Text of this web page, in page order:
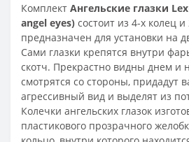
Комплект Ангельские глазки
angel eyes) состоит из 4-х колец
предназначен для установки на
Сами глазки крепятся внутри
скотч. Прекрастно видны днем и
смотрятся со стороны, придадут
агрессивный вид и выделят из
Колечки ангельских глазок
пластикового прозрачного